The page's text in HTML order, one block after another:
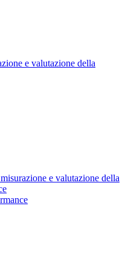
e valutazione della
e valutazione della